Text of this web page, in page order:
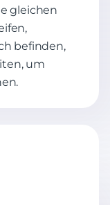
gleichen
befinden,
um